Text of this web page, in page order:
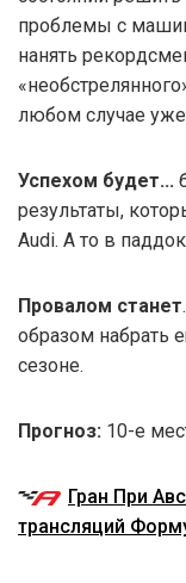
проблемы с
нанять
любом случае уже
Успехом будет...
результаты,
Audi. А то в
Провалом станет
образом
сезоне.
Прогноз: 10-е
Гран При
трансляций